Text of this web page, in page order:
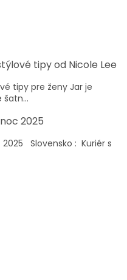
tipy od Nicole Lee
tipy pre ženy Jar je
2025
Slovensko : Kuriér s